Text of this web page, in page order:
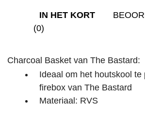
IN HET KORT
(0)
Charcoal Basket van The Bastard:
Ideaal om het houtskool te
firebox van The Bastard
Materiaal: RVS